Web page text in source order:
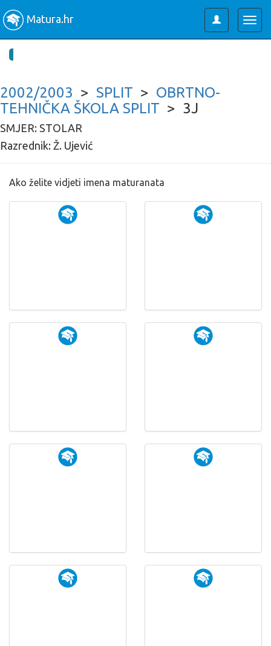
Toggle
user
Matura.hr
2002/2003 > SPLIT > OBRTNO-
TEHNIČKA ŠKOLA SPLIT > 3J
SMJER: STOLAR
Razrednik: Ž. Ujević
Ako želite vidjeti imena maturanata